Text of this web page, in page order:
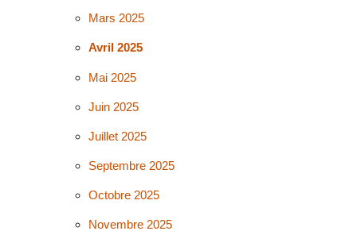
Mars 2025
Avril 2025
Mai 2025
Juin 2025
Juillet 2025
Septembre 2025
Octobre 2025
Novembre 2025